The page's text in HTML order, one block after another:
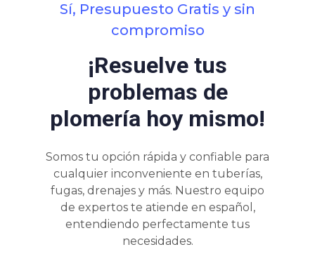
Sí, Presupuesto Gratis y sin
compromiso
¡Resuelve tus
problemas de
plomería hoy mismo!
Somos tu opción rápida y confiable para
cualquier inconveniente en tuberías,
fugas, drenajes y más. Nuestro equipo
de expertos te atiende en español,
entendiendo perfectamente tus
necesidades.